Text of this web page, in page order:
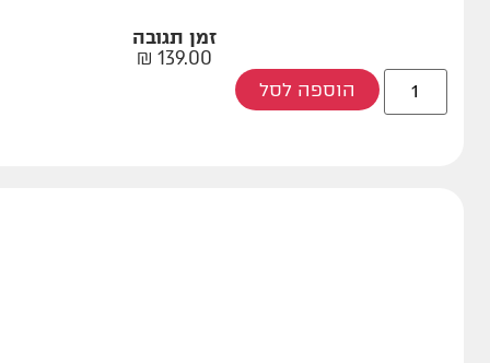
זמן תגובה
139.00
₪
הוספה לסל